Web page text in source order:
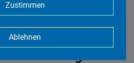
Zustimmen
Ablehnen